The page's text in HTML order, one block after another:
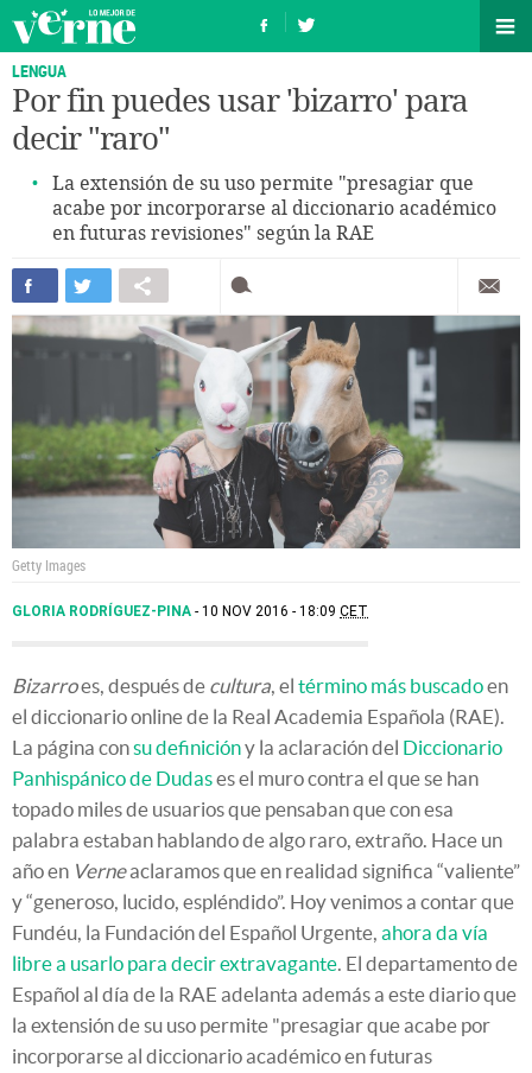
LENGUA
Por fin puedes usar 'bizarro' para
decir "raro"
La extensión de su uso permite "presagiar que
acabe por incorporarse al diccionario académico
en futuras revisiones" según la RAE
Getty Images
GLORIA RODRÍGUEZ-PINA 10 NOV 2016 - 18:09 CET
Bizarroes, después de cultura , el término más buscadoen
el diccionario online de la Real Academia Española (RAE).
La página consu definicióny la aclaración del Diccionario
Panhispánico de Dudases el muro contra el que se han
topado miles de usuarios que pensaban que con esa
palabra estaban hablando de algo raro, extraño. Hace un
año en Verneaclaramos que en realidad significa “valiente”
y “generoso, lucido, espléndido”. Hoy venimos a contar que
Fundéu, la Fundación del Español Urgente, ahora da vía
libre a usarlo para decir extravagante . El departamento de
Español al día de la RAE adelanta además a este diario que
la extensión de su uso permite "presagiar que acabe por
incorporarse al diccionario académico en futuras